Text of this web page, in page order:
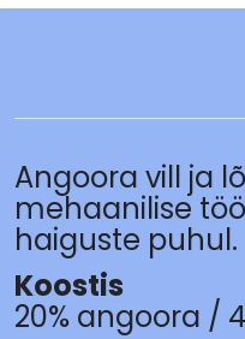
Angoora vill ja
mehaanilise
haiguste puhul.
Koostis
20% angoora /